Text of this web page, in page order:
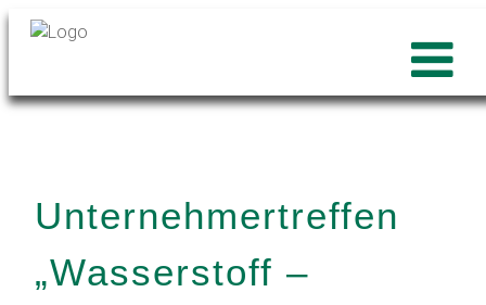
Unternehmertreffen
„Wasserstoff –